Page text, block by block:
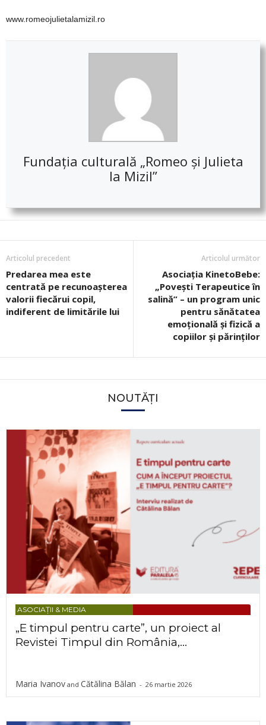
www.romeojulietalamizil.ro
Fundația culturală „Romeo și Julieta
la Mizil”
Articolul precedent
Predarea mea este
centrată pe recunoașterea
valorii fiecărui copil,
indiferent de limitările lui
Articolul următor
Asociația KinetoBebe:
„Povești Terapeutice în
salină” – un program unic
pentru sănătatea
emoțională și fizică a
copiilor și părinților
NOUTĂȚI
ASOCIAȚII & MEDIA
„E timpul pentru carte”, un proiect al
Revistei Timpul din România,...
Maria Ivanov and Cătălina Bălan - 26 martie 2026